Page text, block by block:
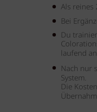
Als reines
Bei
Du
laufend
Nach nur
System.
Die